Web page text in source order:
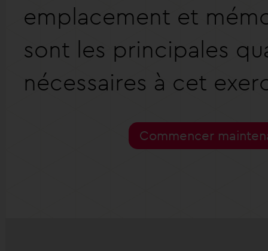
emplacement et
sont les principales
nécessaires à cet
Commencer